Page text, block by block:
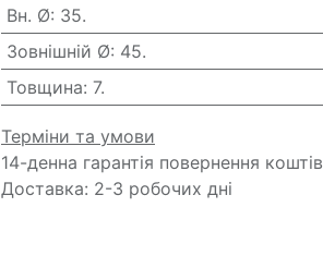
Вн. Ø: 35.
Зовнішній Ø: 45.
Товщина: 7.
Терміни та умови
14-денна гарантія повернення коштів
Доставка: 2-3 робочих дні